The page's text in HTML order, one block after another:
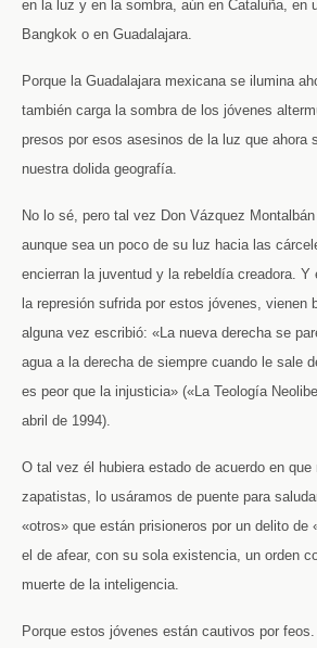
en la luz y en la sombra, aún en Cataluña, en
Bangkok o en Guadalajara.
Porque la Guadalajara mexicana se ilumina
también carga la sombra de los jóvenes
presos por esos asesinos de la luz que ahora
nuestra dolida geografía.
No lo sé, pero tal vez Don Vázquez
aunque sea un poco de su luz hacia las
encierran la juventud y la rebeldía creadora. Y
la represión sufrida por estos jóvenes, vienen
alguna vez escribió: «La nueva derecha se
agua a la derecha de siempre cuando le sale
es peor que la injusticia» («La Teología
abril de 1994).
O tal vez él hubiera estado de acuerdo en que
zapatistas, lo usáramos de puente para
«otros» que están prisioneros por un delito de
el de afear, con su sola existencia, un orden
muerte de la inteligencia.
Porque estos jóvenes están cautivos por feos.